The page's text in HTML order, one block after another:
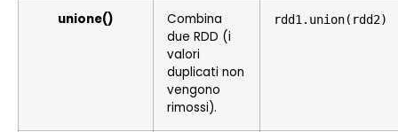
unione()
Combina
due RDD (i
valori
duplicati non
vengono
rimossi).
rdd1.union(rdd2)